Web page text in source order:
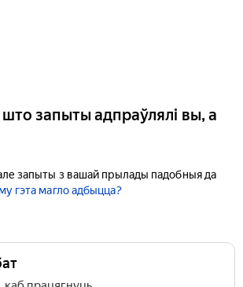
запыты адпраўлялі вы, а
запыты з вашай прылады падобныя да
гэта магло адбыцца?